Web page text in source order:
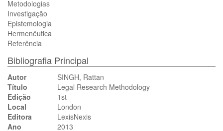
Metodologias
Investigação
Epistemologia
Hermenêutica
Referência
Bibliografia Principal
Autor
SINGH, Rattan
Título
Legal Research Methodology
Edição
1st
Local
London
Editora
LexisNexis
Ano
2013